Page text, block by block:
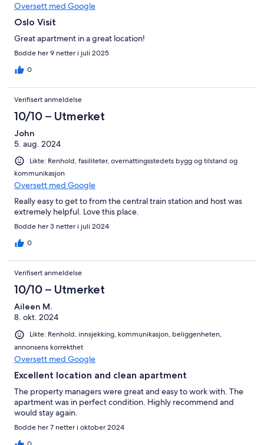
Oversett med Google
Oslo Visit
Great apartment in a great location!
Bodde her 9 netter i juli 2025
0
Verifisert anmeldelse
10/10 – Utmerket
John
5. aug. 2024
Likte: Renhold, fasiliteter, overnattingsstedets bygg og tilstand og
kommunikasjon
Oversett med Google
Really easy to get to from the central train station and host was
extremely helpful. Love this place.
Bodde her 3 netter i juli 2024
0
Verifisert anmeldelse
10/10 – Utmerket
Aileen M.
8. okt. 2024
Likte: Renhold, innsjekking, kommunikasjon, beliggenheten,
annonsens korrekthet
Oversett med Google
Excellent location and clean apartment
The property managers were great and easy to work with. The
apartment was in perfect condition. Highly recommend and
would stay again.
Bodde her 7 netter i oktober 2024